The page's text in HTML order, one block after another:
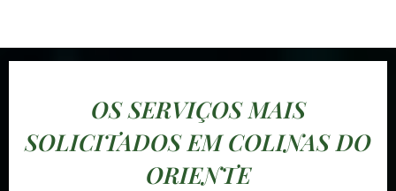
OS SERVIÇOS MAIS
SOLICITADOS EM COLINAS DO
ORIENTE